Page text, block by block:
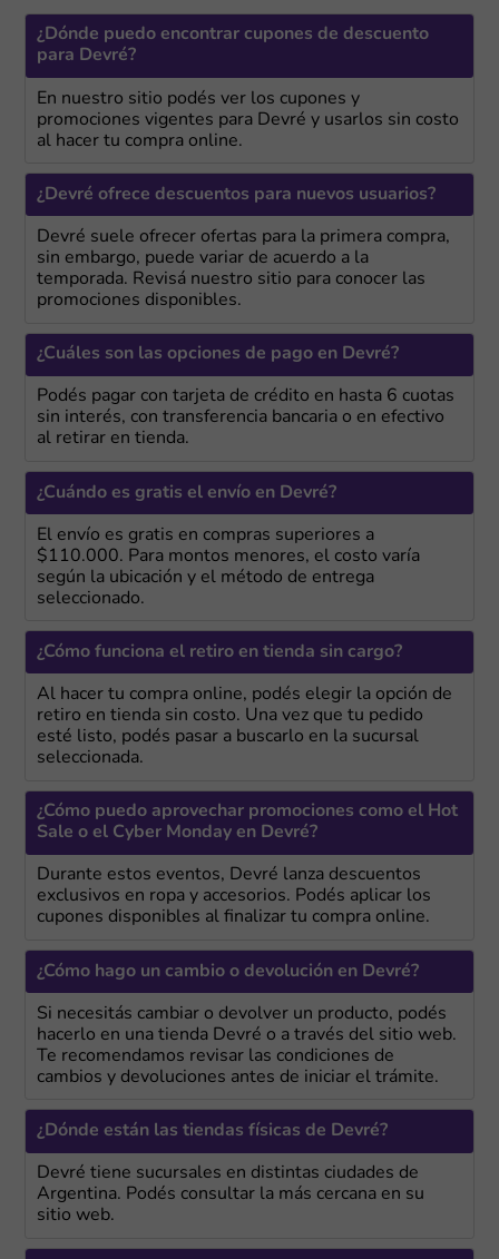
¿Dónde puedo encontrar cupones de descuento
para Devré?
En nuestro sitio podés ver los cupones y
promociones vigentes para Devré y usarlos sin costo
al hacer tu compra online.
¿Devré ofrece descuentos para nuevos usuarios?
Devré suele ofrecer ofertas para la primera compra,
sin embargo, puede variar de acuerdo a la
temporada. Revisá nuestro sitio para conocer las
promociones disponibles.
¿Cuáles son las opciones de pago en Devré?
Podés pagar con tarjeta de crédito en hasta 6 cuotas
sin interés, con transferencia bancaria o en efectivo
al retirar en tienda.
¿Cuándo es gratis el envío en Devré?
El envío es gratis en compras superiores a
$110.000. Para montos menores, el costo varía
según la ubicación y el método de entrega
seleccionado.
¿Cómo funciona el retiro en tienda sin cargo?
Al hacer tu compra online, podés elegir la opción de
retiro en tienda sin costo. Una vez que tu pedido
esté listo, podés pasar a buscarlo en la sucursal
seleccionada.
¿Cómo puedo aprovechar promociones como el Hot
Sale o el Cyber Monday en Devré?
Durante estos eventos, Devré lanza descuentos
exclusivos en ropa y accesorios. Podés aplicar los
cupones disponibles al finalizar tu compra online.
¿Cómo hago un cambio o devolución en Devré?
Si necesitás cambiar o devolver un producto, podés
hacerlo en una tienda Devré o a través del sitio web.
Te recomendamos revisar las condiciones de
cambios y devoluciones antes de iniciar el trámite.
¿Dónde están las tiendas físicas de Devré?
Devré tiene sucursales en distintas ciudades de
Argentina. Podés consultar la más cercana en su
sitio web.